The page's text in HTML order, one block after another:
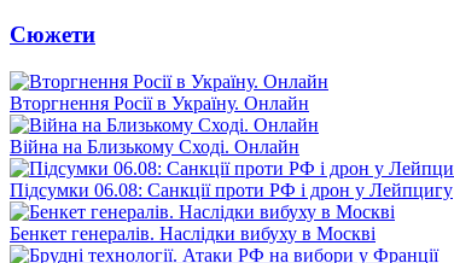
Сюжети
Вторгнення Росії в Україну. Онлайн
Війна на Близькому Сході. Онлайн
Підсумки 06.08: Санкції проти РФ і дрон у Лейпцигу
Бенкет генералів. Наслідки вибуху в Москві